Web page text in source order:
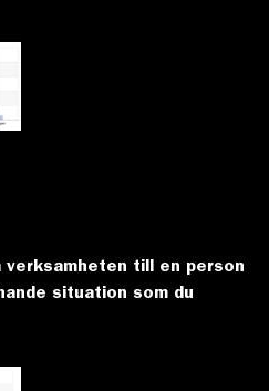
verksamheten till en person
situation som du